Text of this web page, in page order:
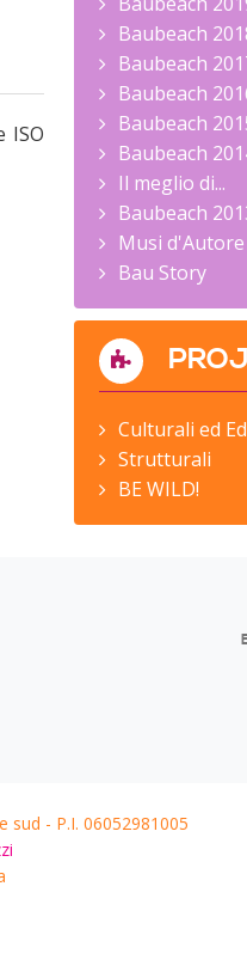
ISO
Baubeach
Baubeach
Baubeach
Baubeach
Baubeach
Il meglio di...
Baubeach
Musi d'Autore
Bau Story
Culturali ed
Strutturali
BE WILD!
sud - P.I. 06052981005